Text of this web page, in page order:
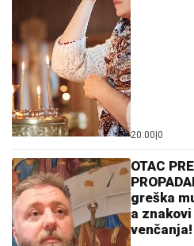
20:00 0
OTAC
greška
a
venčanja!